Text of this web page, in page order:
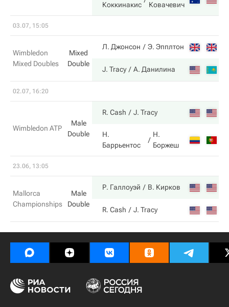
Коккинакис
Ковачевич
03.07, 15:05
Wimbledon
Mixed Doubles
Mixed
Double
Л. Джонсон Э. Эпплтон
J. Tracy А. Данилина
02.07, 16:20
Wimbledon ATP
Male
Double
R. Cash J. Tracy
Н.
Баррьентос
Н.
Боржеш
23.06, 13:05
Mallorca
Championships
Male
Double
Р. Галлоуэй В. Кирков
R. Cash J. Tracy